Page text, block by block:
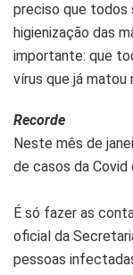
preciso que todos
higienização das
importante: que
vírus que já matou
Recorde
Neste mês de
de casos da Covid
É só fazer as
oficial da
pessoas